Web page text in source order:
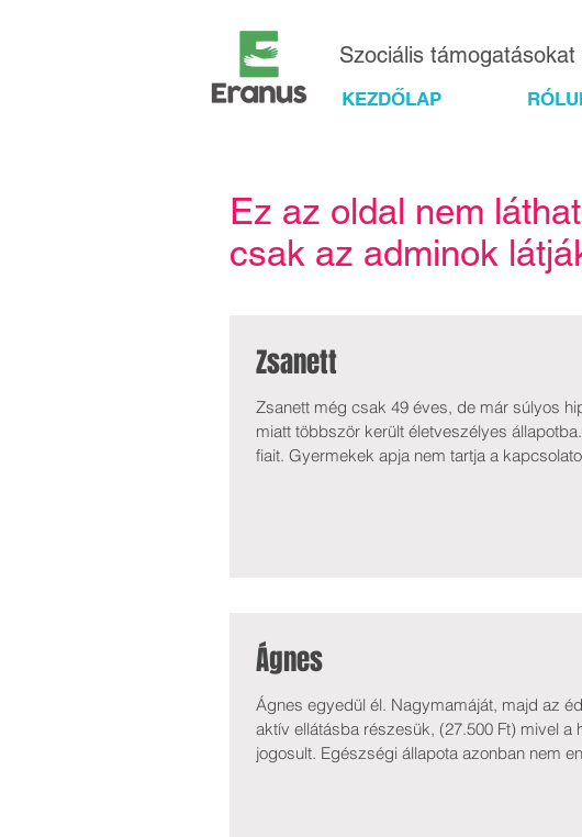
Szociális
KEZDŐLAP
Ez az oldal nem
csak az adminok
Zsanett
Zsanett még csak 49 éves, de már súlyos
miatt többször került életveszélyes
fiait. Gyermekek apja nem tartja a
Ágnes
Ágnes egyedül él. Nagymamáját, majd az
aktív ellátásba részesük, (27.500 Ft) mivel
jogosult. Egészségi állapota azonban nem